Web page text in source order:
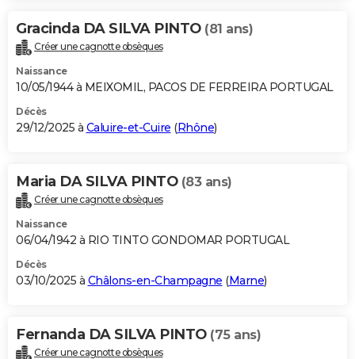
Carte de Noël
Carte Bonne année
Carte Saint-Valentin
Carte Pâques
Carte d'anniversaire
DICTIONNAIRE
Dictionnaire
Biographies
Citations
Expressions
Proverbes
PROGRAMME TV
S'inscrire
Se connecter
Lycées
Collèges
Primaires
Universités
Entreprises
Service militaire
Avis de recherche
AVIS DE DÉCÈS
Bricolage
Lifestyle
Culture
Sport
Auto
Television
Voyage
Cinema
Gracinda DA SILVA PINTO (81 ans)
Créer une cagnotte obsèques
Naissance
10/05/1944 à MEIXOMIL, PACOS DE FERREIRA PORTUGAL
Décès
29/12/2025 à Caluire-et-Cuire (Rhône)
Maria DA SILVA PINTO (83 ans)
Créer une cagnotte obsèques
Naissance
06/04/1942 à RIO TINTO GONDOMAR PORTUGAL
Décès
03/10/2025 à Châlons-en-Champagne (Marne)
Fernanda DA SILVA PINTO (75 ans)
Créer une cagnotte obsèques